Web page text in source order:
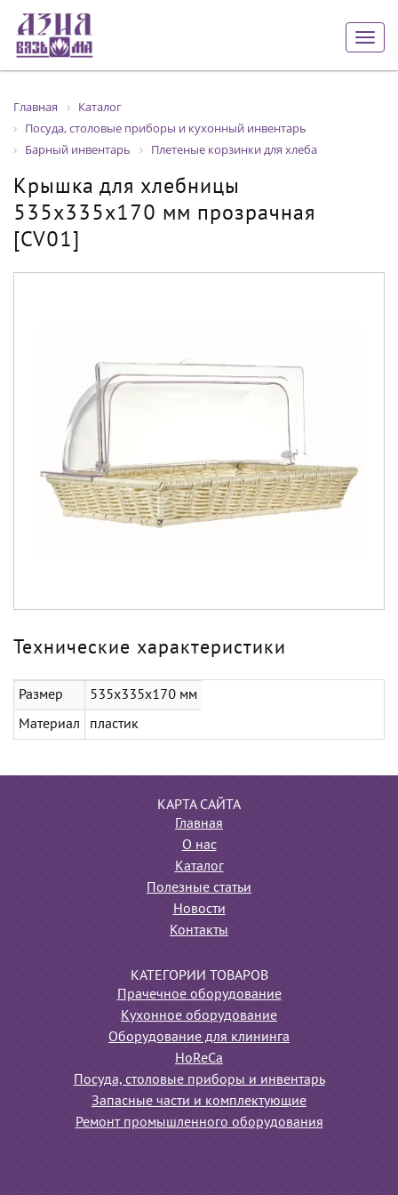
Главная
Каталог
Посуда, столовые приборы и кухонный инвентарь
Барный инвентарь
Плетеные корзинки для хлеба
Крышка для хлебницы
535х335х170 мм прозрачная
[CV01]
Технические характеристики
Размер 535х335х170 мм
Материал пластик
КАРТА САЙТА
Главная
О нас
Каталог
Полезные статьи
Новости
Контакты
КАТЕГОРИИ ТОВАРОВ
Прачечное оборудование
Кухонное оборудование
Оборудование для клининга
HoReCa
Посуда, столовые приборы и инвентарь
Запасные части и комплектующие
Ремонт промышленного оборудования